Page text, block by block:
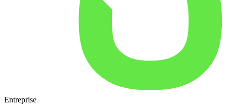
Entreprise